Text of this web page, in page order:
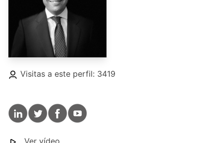
Visitas a este perfil: 3419
Ver vídeo